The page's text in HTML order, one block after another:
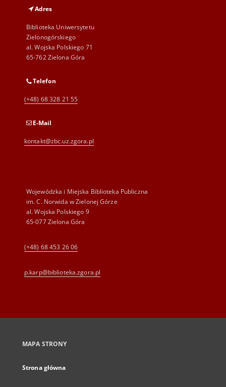
Adres
Biblioteka Uniwersytetu
Zielonogórskiego
al. Wojska Polskiego 71
65-762 Zielona Góra
Telefon
(+48) 68 328 21 55
E-Mail
kontakt@zbc.uz.zgora.pl
Wojewódzka i Miejska Biblioteka Publiczna
im. C. Norwida w Zielonej Górze
al. Wojska Polskiego 9
65-077 Zielona Góra
(+48) 68 453 26 06
p.karp@biblioteka.zgora.pl
MAPA STRONY
Strona główna